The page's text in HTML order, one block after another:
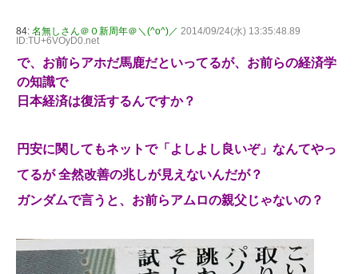
84: 名無しさん＠０新周年＠＼(^o^)／ 2014/09/24(水) 13:35:48.89
ID:TU+6VOyD0.net
で、お前らアホだ馬鹿だといってるが、お前らの経済学
の知識で
日本経済は復活するんですか？
円安に関してもネットで「よしよし良いぞ」なんてやっ
てるが 全然改善の兆しが見えないんだが？
ガンダムで言うと、お前らアムロの親父じゃないの？